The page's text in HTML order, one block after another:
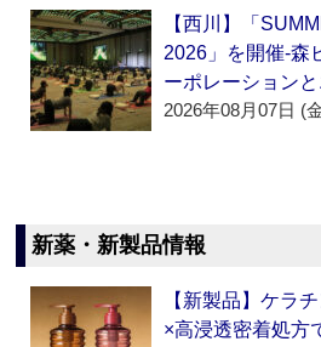
【西川】「
2026」を開催‐森
ーポレーション
2026年08月07日 (
新薬・新製品情報
【新製品】ケラ
×高浸透密着処方